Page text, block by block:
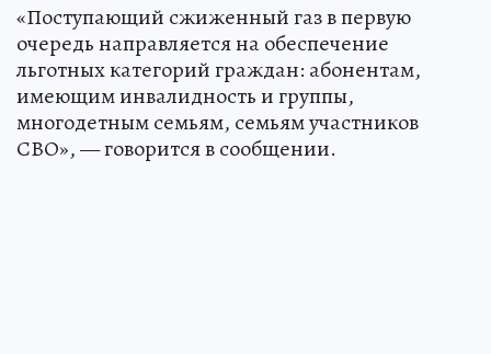
«Поступающий сжиженный газ в первую
очередь направляется на обеспечение
льготных категорий граждан: абонентам,
имеющим инвалидность и группы,
многодетным семьям, семьям участников
СВО», — говорится в сообщении.